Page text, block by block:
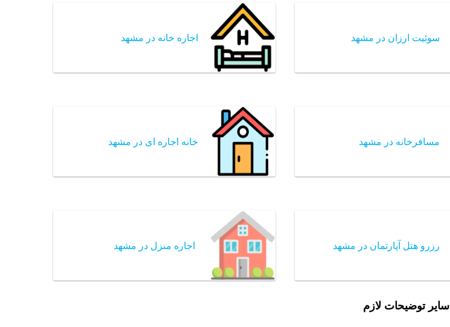
سوئیت ارزان در مشهد اجاره خانه در مشهد
مسافرخانه در مشهد خانه اجاره ای در مشهد
رزرو هتل آپارتمان در مشهد اجاره منزل در مشهد
سایر توضیحات لازم